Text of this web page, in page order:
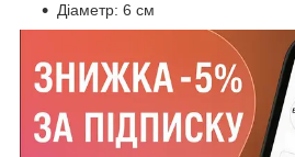
Діаметр: 6 см